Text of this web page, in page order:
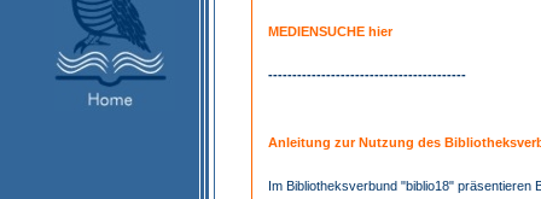
MEDIENSUCHE hier
-----------------------------------------
Anleitung zur Nutzung des
Im Bibliotheksverbund "biblio18" präsentieren